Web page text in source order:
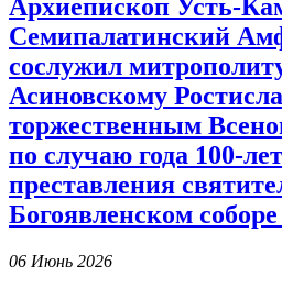
Архиепископ Усть-
Семипалатинский
сослужил
Асиновскому
торжественным
по случаю года 100-
преставления
Богоявленском
06 Июнь 2026